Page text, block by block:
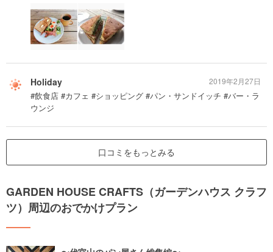
Holiday
#飲食店 #カフェ #ショッピング #パン・サンドイッチ #バー・ラ
ウンジ
2019年2月27日
口コミをもっとみる
GARDEN HOUSE CRAFTS（ガーデンハウス クラフ
ツ）周辺のおでかけプラン